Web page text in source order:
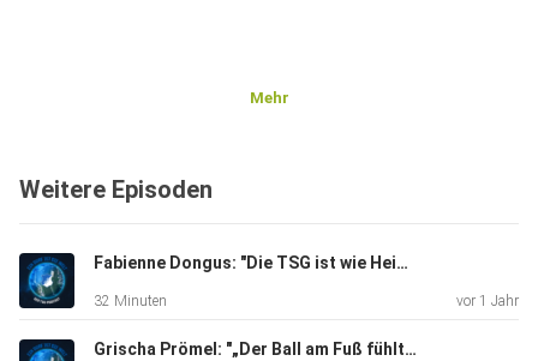
Mehr
Weitere Episoden
Fabienne Dongus: "Die TSG ist wie Heimat für mich"
32 Minuten vor 1 Jahr
Grischa Prömel: "„Der Ball am Fuß fühlt sich super an“